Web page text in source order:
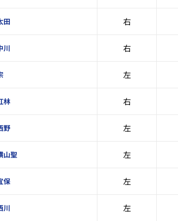
田 右
川 右
左
林 右
野 左
山聖 左
保 左
川 左